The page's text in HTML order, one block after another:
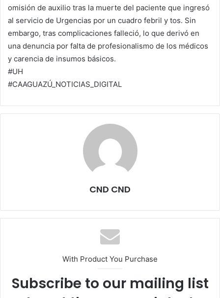
omisión de auxilio tras la muerte del paciente que ingresó
al servicio de Urgencias por un cuadro febril y tos. Sin
embargo, tras complicaciones falleció, lo que derivó en
una denuncia por falta de profesionalismo de los médicos
y carencia de insumos básicos.
#UH
#CAAGUAZÚ_NOTICIAS_DIGITAL
CND CND
With Product You Purchase
Subscribe to our mailing list